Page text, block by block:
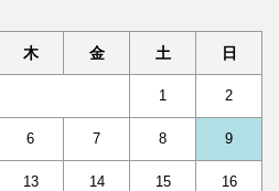
木 金 土 日
1 2
6 7 8 9
13 14 15 16